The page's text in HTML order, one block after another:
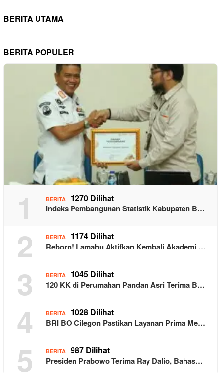
BERITA UTAMA
BERITA POPULER
1 BERITA 1270 Dilihat
Indeks Pembangunan Statistik Kabupaten B…
2 BERITA 1174 Dilihat
Reborn! Lamahu Aktifkan Kembali Akademi …
3 BERITA 1045 Dilihat
120 KK di Perumahan Pandan Asri Terima B…
4 BERITA 1028 Dilihat
BRI BO Cilegon Pastikan Layanan Prima Me…
5 BERITA 987 Dilihat
Presiden Prabowo Terima Ray Dalio, Bahas…